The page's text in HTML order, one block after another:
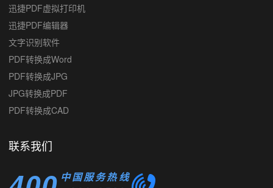
迅捷PDF编辑器
文字识别软件
PDF转换成Word
PDF转换成JPG
JPG转换成PDF
PDF转换成CAD
CAD转换成PDF
联系我们
中国服务热线